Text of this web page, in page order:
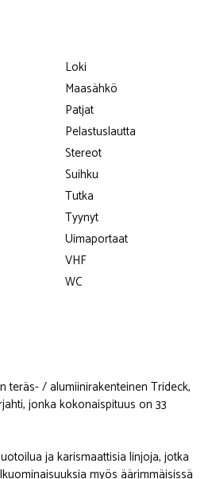
Loki
Maasähkö
Patjat
Pelastuslautta
Stereot
Suihku
Tutka
Tyynyt
Uimaportaat
VHF
WC
teräs- / alumiinirakenteinen Trideck,
jonka kokonaispituus on 33
ja karismaattisia linjoja, jotka
myös äärimmäisissä